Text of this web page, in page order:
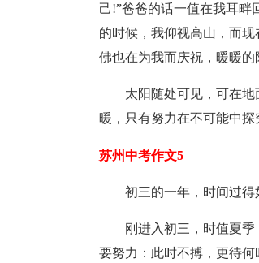
己!”爸爸的话一值在我耳畔
的时候，我仰视高山，而
佛也在为我而庆祝，暖暖的
太阳随处可见，可在
暖，只有努力在不可能中
苏州中考作文5
初三的一年，时间过得
刚进入初三，时值夏
要努力：此时不搏，更待何